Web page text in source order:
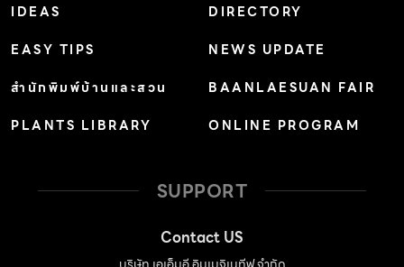
IDEAS
EASY TIPS
สำนักพิมพ์บ้านและสวน
PLANTS LIBRARY
DIRECTORY
NEWS UPDATE
BAANLAESUAN FAIR
ONLINE PROGRAM
SUPPORT
Contact US